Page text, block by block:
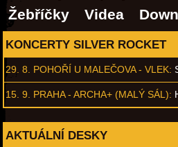
Žebříčky
Videa
KONCERTY SILVER ROCKET
29. 8. POHOŘÍ U MALEČOVA - VLEK:
15. 9. PRAHA - ARCHA+ (MALÝ SÁL):
AKTUÁLNÍ DESKY